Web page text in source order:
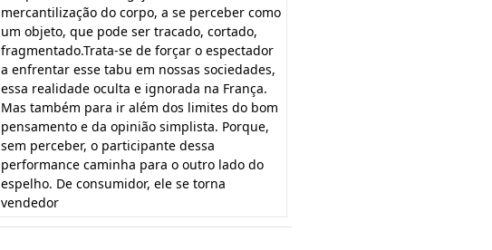
mercantilização do corpo, a se perceber como
um objeto, que pode ser tracado, cortado,
fragmentado.Trata-se de forçar o espectador
a enfrentar esse tabu em nossas sociedades,
essa realidade oculta e ignorada na França.
Mas também para ir além dos limites do bom
pensamento e da opinião simplista. Porque,
sem perceber, o participante dessa
performance caminha para o outro lado do
espelho. De consumidor, ele se torna
vendedor